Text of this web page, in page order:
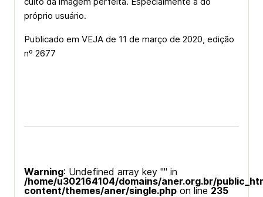
próprio usuário.
Publicado em VEJA de 11 de março de 2020, edição
nº 2677
Warning: Undefined array key "" in
/home/u302164104/domains/aner.org.br/
content/themes/aner/single.php on line 235